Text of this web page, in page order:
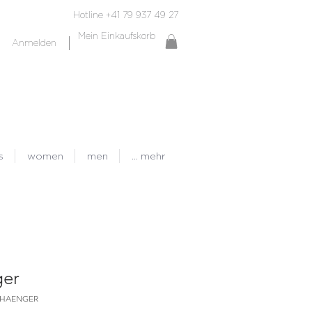
Hotline +41 79 937 49 27
Mein Einkaufskorb
Anmelden
women men ... mehr